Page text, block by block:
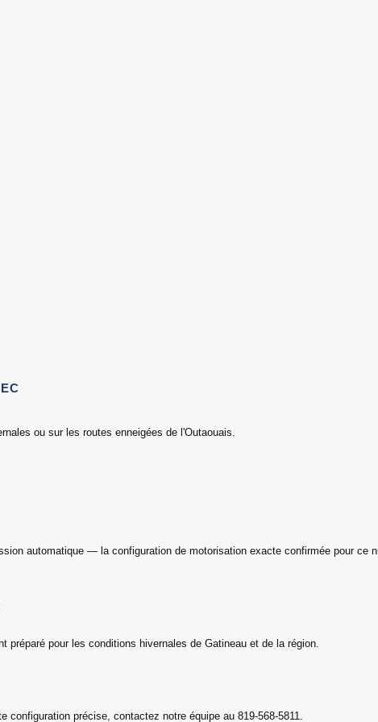
ou sur les routes enneigées de l'Outaouais.
automatique — la configuration de motorisation exacte confirmée pour ce
pour les conditions hivernales de Gatineau et de la région.
précise, contactez notre équipe au 819-568-5811.